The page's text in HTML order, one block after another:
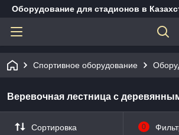
Оборудование для стадионов в
Спортивное оборудование
Веревочная лестница с
Сортировка 0